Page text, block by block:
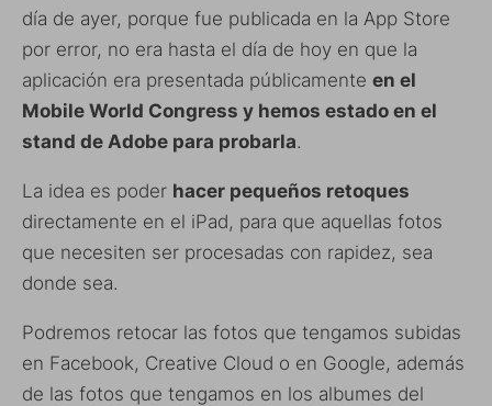
día de ayer, porque fue publicada en la App Store
por error, no era hasta el día de hoy en que la
aplicación era presentada públicamente en el
Mobile World Congress y hemos estado en el
stand de Adobe para probarla.
La idea es poder hacer pequeños retoques
directamente en el iPad, para que aquellas fotos
que necesiten ser procesadas con rapidez, sea
donde sea.
Podremos retocar las fotos que tengamos subidas
en Facebook, Creative Cloud o en Google, además
de las fotos que tengamos en los albumes del